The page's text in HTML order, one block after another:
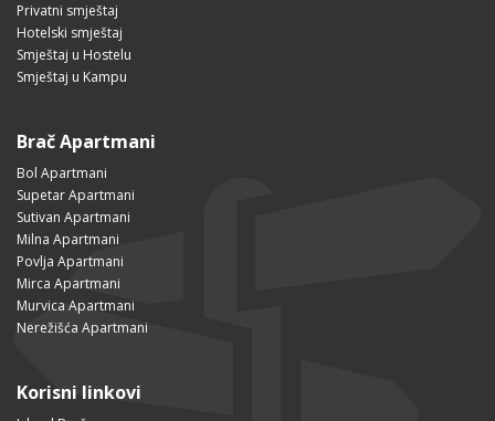
Privatni smještaj
Hotelski smještaj
Smještaj u Hostelu
Smještaj u Kampu
Brač Apartmani
Bol Apartmani
Supetar Apartmani
Sutivan Apartmani
Milna Apartmani
Povlja Apartmani
Mirca Apartmani
Murvica Apartmani
Nerežišća Apartmani
Korisni linkovi